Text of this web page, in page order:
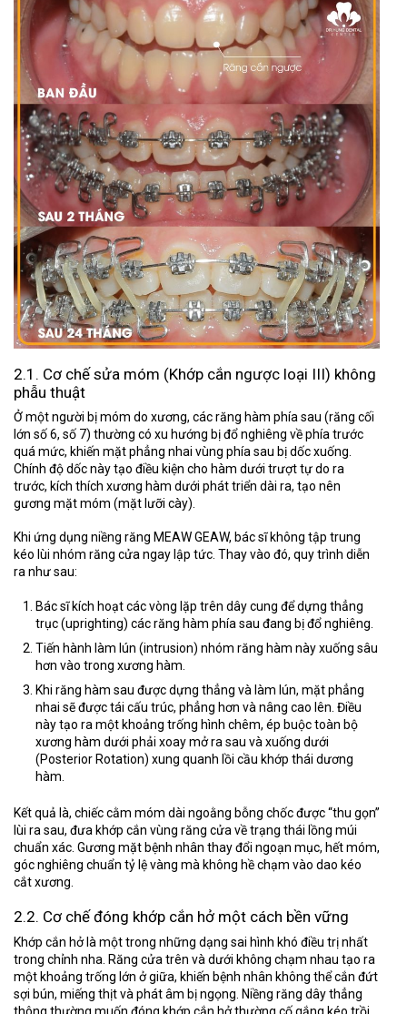
2.1. Cơ chế sửa móm (Khớp cắn ngược loại III) không
phẫu thuật
Ở một người bị móm do xương, các răng hàm phía sau (răng cối
lớn số 6, số 7) thường có xu hướng bị đổ nghiêng về phía trước
quá mức, khiến mặt phẳng nhai vùng phía sau bị dốc xuống.
Chính độ dốc này tạo điều kiện cho hàm dưới trượt tự do ra
trước, kích thích xương hàm dưới phát triển dài ra, tạo nên
gương mặt móm (mặt lưỡi cày).
Khi ứng dụng niềng răng MEAW GEAW, bác sĩ không tập trung
kéo lùi nhóm răng cửa ngay lập tức. Thay vào đó, quy trình diễn
ra như sau:
Bác sĩ kích hoạt các vòng lặp trên dây cung đểdựng thẳng
trục (uprighting) các răng hàm phía sau đang bị đổ nghiêng.
Tiến hành làm lún (intrusion) nhóm răng hàm này xuống sâu
hơn vào trong xương hàm.
Khi răng hàm sau được dựng thẳng và làm lún, mặt phẳng
nhai sẽ được tái cấu trúc, phẳng hơn và nâng cao lên. Điều
này tạo ra một khoảng trống hình chêm, ép buộc toàn bộ
xương hàm dưới phải xoay mở ra sau và xuống dưới
(Posterior Rotation) xung quanh lồi cầu khớp thái dương
hàm.
Kết quả là, chiếc cằm móm dài ngoằng bỗng chốc được “thu gọn”
lùi ra sau, đưa khớp cắn vùng răng cửa về trạng thái lồng múi
chuẩn xác. Gương mặt bệnh nhân thay đổi ngoạn mục, hết móm,
góc nghiêng chuẩn tỷ lệ vàng mà không hề chạm vào dao kéo
cắt xương.
2.2. Cơ chế đóng khớp cắn hở một cách bền vững
Khớp cắn hở là một trong những dạng sai hình khó điều trị nhất
trong chỉnh nha. Răng cửa trên và dưới không chạm nhau tạo ra
một khoảng trống lớn ở giữa, khiến bệnh nhân không thể cắn đứt
sợi bún, miếng thịt và phát âm bị ngọng. Niềng răng dây thẳng